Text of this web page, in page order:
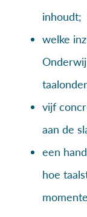
inhoudt;
welke
vijf
aan de
een
hoe